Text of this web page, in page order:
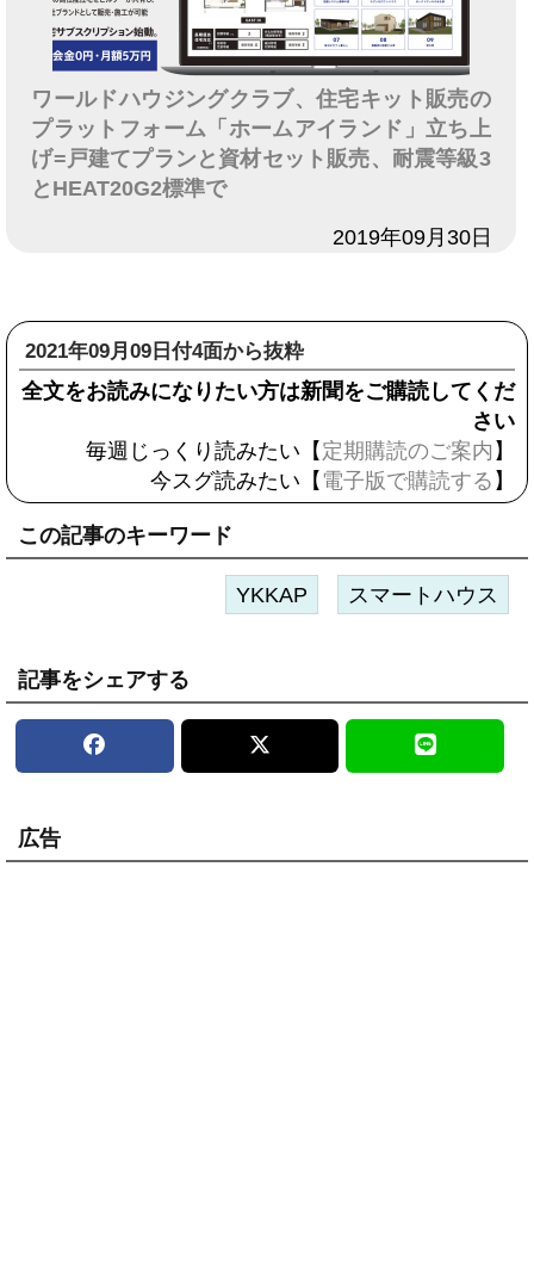
ワールドハウジングクラブ、住宅キット販売の
プラットフォーム「ホームアイランド」立ち上
げ=戸建てプランと資材セット販売、耐震等級3
とHEAT20G2標準で
2019年09月30日
2021年09月09日付4面から抜粋
全文をお読みになりたい方は新聞をご購読してくだ
さい
毎週じっくり読みたい【 定期購読のご案内 】
今スグ読みたい【 電子版で購読する 】
この記事のキーワード
YKKAP スマートハウス
記事をシェアする
広告